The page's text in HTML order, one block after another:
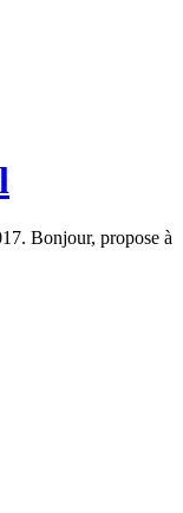
Bonjour, propose à